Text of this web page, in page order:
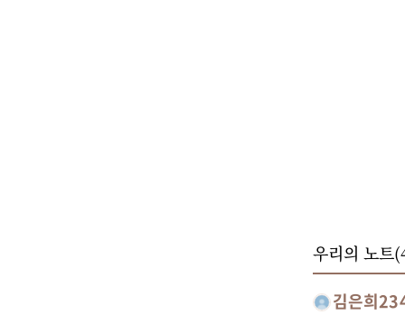
우리의 노트(
김은희